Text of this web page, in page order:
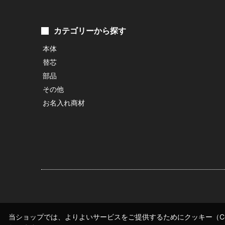
カテゴリーから探す
本体
替芯
部品
その他
お名入れ商材
当ショップでは、よりよいサービスをご提供するためにクッキー